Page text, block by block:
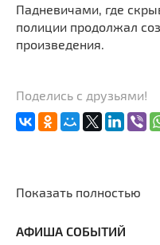
Падневичами, где
полиции продолжал
произведения.
Поделись с друзьями!
Показать полностью
АФИША СОБЫТИЙ